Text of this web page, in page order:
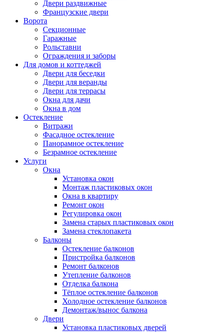
Двери раздвижные
Французские двери
Ворота
Секционные
Гаражные
Рольставни
Ограждения и заборы
Для домов и коттеджей
Двери для беседки
Двери для веранды
Двери для террасы
Окна для дачи
Окна в дом
Остекление
Витражи
Фасадное остекление
Панорамное остекление
Безрамное остекление
Услуги
Окна
Установка окон
Монтаж пластиковых окон
Окна в квартиру
Ремонт окон
Регулировка окон
Замена старых пластиковых окон
Замена стеклопакета
Балконы
Остекление балконов
Пристройка балконов
Ремонт балконов
Утепление балконов
Отделка балкона
Тёплое остекление балконов
Холодное остекление балконов
Демонтаж/вынос балкона
Двери
Установка пластиковых дверей